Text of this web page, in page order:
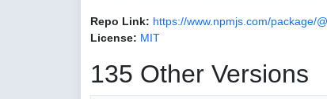
Repo Link: https://www.npmjs.com/package/
License: MIT
135 Other Versions